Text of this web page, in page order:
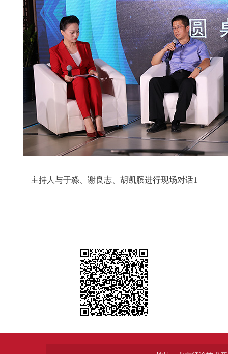
主持人与于淼、谢良志、胡凯膑进行现场对话1